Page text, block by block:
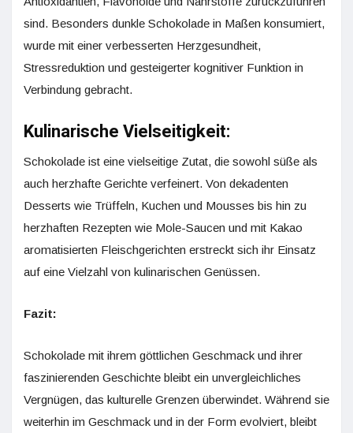
sind. Besonders dunkle Schokolade in Maßen konsumiert,
wurde mit einer verbesserten Herzgesundheit,
Stressreduktion und gesteigerter kognitiver Funktion in
Verbindung gebracht.
Kulinarische Vielseitigkeit:
Schokolade ist eine vielseitige Zutat, die sowohl süße als
auch herzhafte Gerichte verfeinert. Von dekadenten
Desserts wie Trüffeln, Kuchen und Mousses bis hin zu
herzhaften Rezepten wie Mole-Saucen und mit Kakao
aromatisierten Fleischgerichten erstreckt sich ihr Einsatz
auf eine Vielzahl von kulinarischen Genüssen.
Fazit:
Schokolade mit ihrem göttlichen Geschmack und ihrer
faszinierenden Geschichte bleibt ein unvergleichliches
Vergnügen, das kulturelle Grenzen überwindet. Während sie
weiterhin im Geschmack und in der Form evolviert, bleibt